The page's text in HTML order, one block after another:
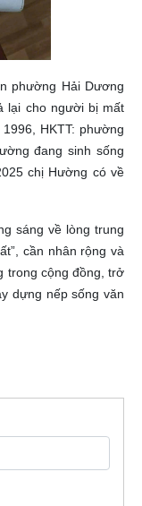
phường Hải Dương
lại cho người bị mất
HKTT: phường
đang sinh sống
chị Hường có về
sáng về lòng trung
cần nhân rộng và
trong cộng đồng, trở
dựng nếp sống văn